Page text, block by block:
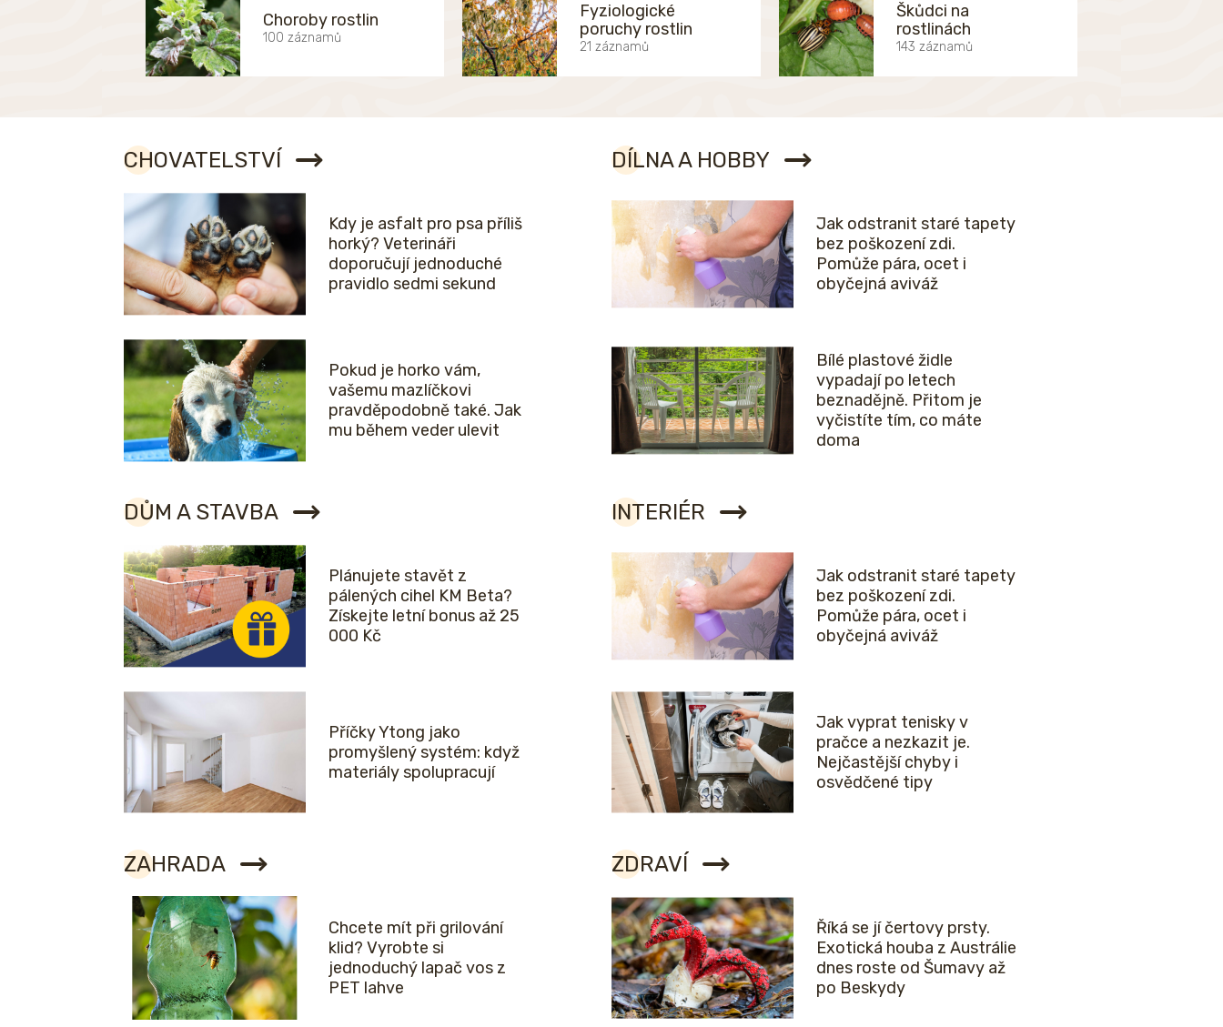
Choroby rostlin
100 záznamů
Fyziologické
poruchy rostlin
21 záznamů
Škůdci na
rostlinách
143 záznamů
CHOVATELSTVÍ
Kdy je asfalt pro psa příliš
horký? Veterináři
doporučují jednoduché
pravidlo sedmi sekund
Pokud je horko vám,
vašemu mazlíčkovi
pravděpodobně také. Jak
mu během veder ulevit
DÍLNA A HOBBY
Jak odstranit staré tapety
bez poškození zdi.
Pomůže pára, ocet i
obyčejná aviváž
Bílé plastové židle
vypadají po letech
beznadějně. Přitom je
vyčistíte tím, co máte
doma
DŮM A STAVBA
Plánujete stavět z
pálených cihel KM Beta?
Získejte letní bonus až 25
000 Kč
Příčky Ytong jako
promyšlený systém: když
materiály spolupracují
INTERIÉR
Jak odstranit staré tapety
bez poškození zdi.
Pomůže pára, ocet i
obyčejná aviváž
Jak vyprat tenisky v
pračce a nezkazit je.
Nejčastější chyby i
osvědčené tipy
ZAHRADA
Chcete mít při grilování
klid? Vyrobte si
jednoduchý lapač vos z
PET lahve
ZDRAVÍ
Říká se jí čertovy prsty.
Exotická houba z Austrálie
dnes roste od Šumavy až
po Beskydy